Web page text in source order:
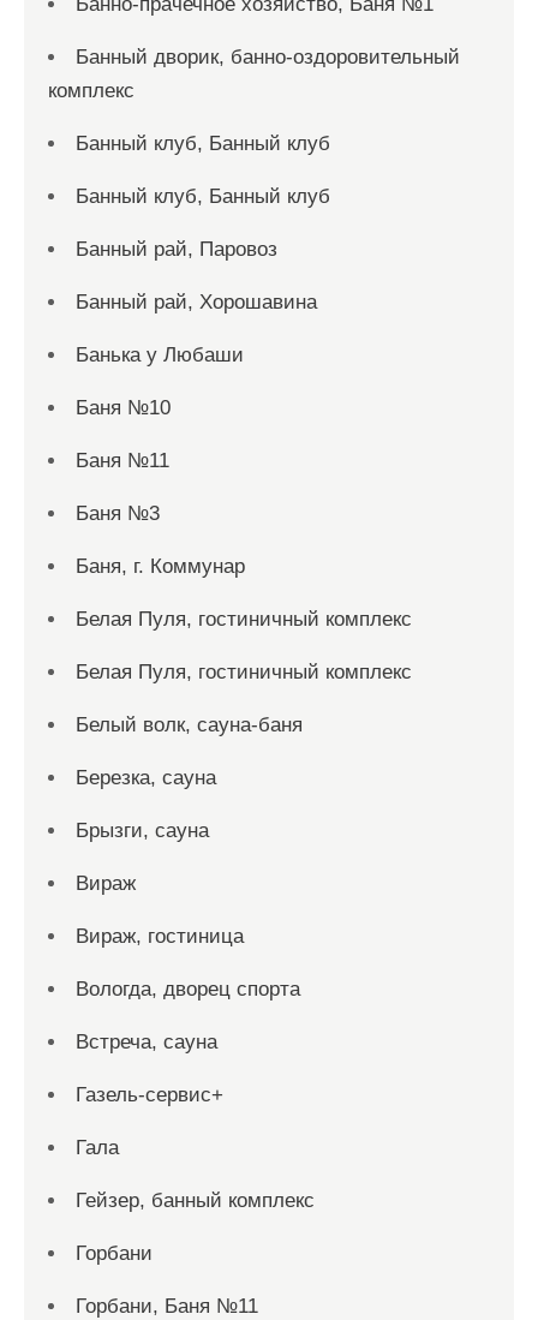
Банный дворик, банно-оздоровительный
комплекс
Банный клуб, Банный клуб
Банный клуб, Банный клуб
Банный рай, Паровоз
Банный рай, Хорошавина
Банька у Любаши
Баня №10
Баня №11
Баня №3
Баня, г. Коммунар
Белая Пуля, гостиничный комплекс
Белая Пуля, гостиничный комплекс
Белый волк, сауна-баня
Березка, сауна
Брызги, сауна
Вираж
Вираж, гостиница
Вологда, дворец спорта
Встреча, сауна
Газель-сервис+
Гала
Гейзер, банный комплекс
Горбани
Горбани, Баня №11